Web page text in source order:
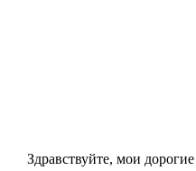
Здравствуйте, мои